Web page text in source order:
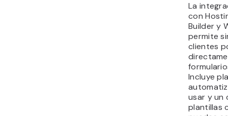
La
con
Builder y
permite
clientes
Incluye
usar y un
plantillas